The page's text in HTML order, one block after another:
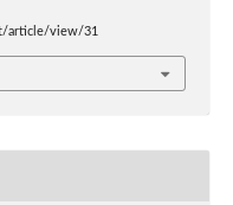
article/view/31